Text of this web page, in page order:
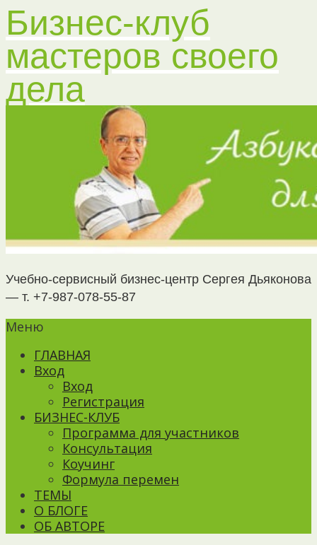
Бизнес-клуб
мастеров своего
дела
Учебно-сервисный бизнес-центр Сергея Дьяконова
— т. +7-987-078-55-87
Меню
ГЛАВНАЯ
Вход
Вход
Регистрация
БИЗНЕС-КЛУБ
Программа для участников
Консультация
Коучинг
Формула перемен
ТЕМЫ
О БЛОГЕ
ОБ АВТОРЕ